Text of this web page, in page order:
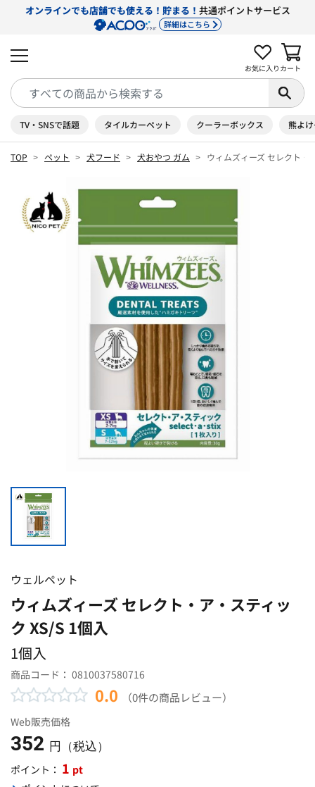
オンラインでも店舗でも使える！貯まる！ 共通ポイントサービス
詳細はこちら
お気に入り カート
TV・SNSで話題 タイルカーペット クーラーボックス 熊よ
TOP ペット 犬フード 犬おやつ ガム ウィムズィーズ セレクト・
ウェルペット
ウィムズィーズ セレクト・ア・スティッ
ク XS/S 1個入
1個入
商品コード： 0810037580716
0.0 （0件の商品レビュー）
Web販売価格
352 円（税込）
ポイント： 1 pt